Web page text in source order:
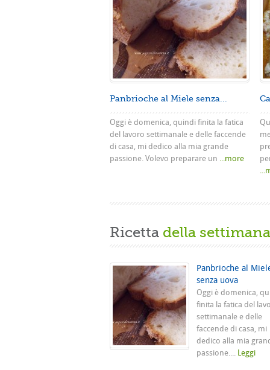
Panbrioche al Miele senza...
Oggi è domenica, quindi finita la fatica
del lavoro settimanale e delle faccende
di casa, mi dedico alla mia grande
passione. Volevo preparare un ...more
Ricetta della settimana
Panbrioche al
senza uova
Oggi è domenica,
finita la fatica del
settimanale e delle
faccende di casa, mi
dedico alla mia
passione.... Leggi